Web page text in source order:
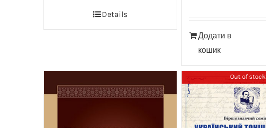
Details
Додати в
кошик
Out of stock